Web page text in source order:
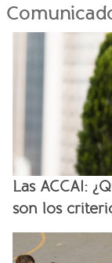
Las ACCAI:
son los